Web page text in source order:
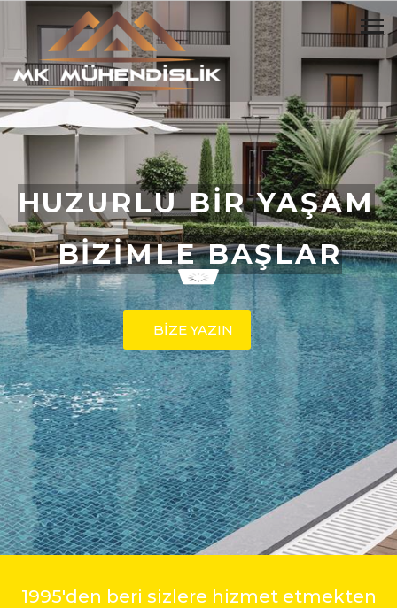
BİZİMLE BAŞLAR
BİZE YAZIN
HUZURLU BİR YAŞAM
1995'den beri sizlere hizmet etmekten